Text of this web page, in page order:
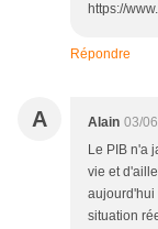
https://
Répondre
A Alain 03/
Le PIB n'a
vie et
aujourd'hui
situation